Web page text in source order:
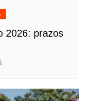
2026: prazos